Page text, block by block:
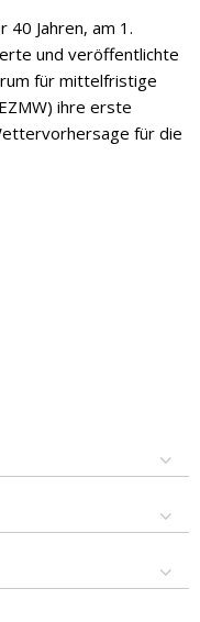
40 Jahren, am 1.
und veröffentlichte
für mittelfristige
ihre erste
für die